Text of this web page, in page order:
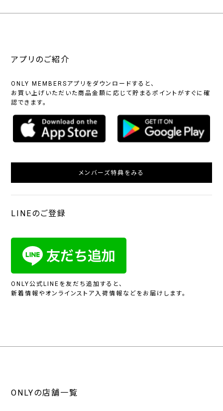
アプリのご紹介
ONLY MEMBERSアプリをダウンロードすると、
お買い上げいただいた商品金額に応じて貯まるポイントがすぐに確
認できます。
メンバーズ特典をみる
LINEのご登録
ONLY公式LINEを友だち追加すると、
新着情報やオンラインストア入荷情報などをお届けします。
ONLYの店舗一覧